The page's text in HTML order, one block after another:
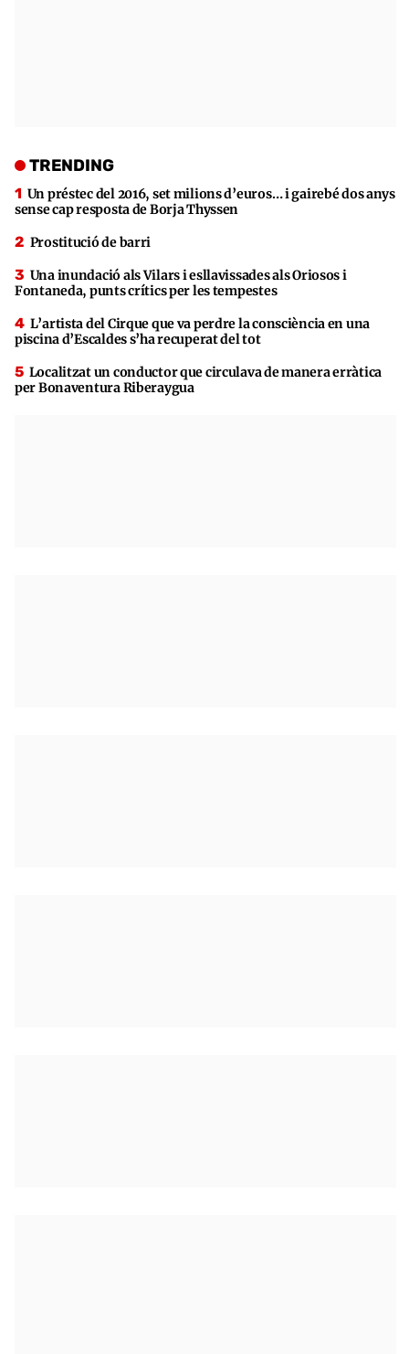
TRENDING
Un préstec del 2016, set milions d’euros… i gairebé dos anys
sense cap resposta de Borja Thyssen
Prostitució de barri
Una inundació als Vilars i esllavissades als Oriosos i
Fontaneda, punts crítics per les tempestes
L’artista del Cirque que va perdre la consciència en una
piscina d’Escaldes s’ha recuperat del tot
Localitzat un conductor que circulava de manera erràtica
per Bonaventura Riberaygua